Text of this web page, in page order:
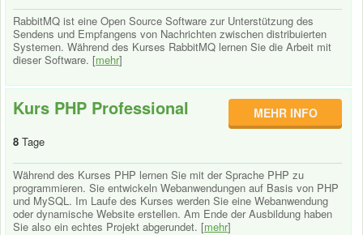
RabbitMQ ist eine Open Source Software zur Unterstützung des
Sendens und Empfangens von Nachrichten zwischen distribuierten
Systemen. Während des Kurses RabbitMQ lernen Sie die Arbeit mit
dieser Software. [mehr]
Kurs PHP Professional
8 Tage
MEHR INFO
Während des Kurses PHP lernen Sie mit der Sprache PHP zu
programmieren. Sie entwickeln Webanwendungen auf Basis von PHP
und MySQL. Im Laufe des Kurses werden Sie eine Webanwendung
oder dynamische Website erstellen. Am Ende der Ausbildung haben
Sie also ein echtes Projekt abgerundet. [mehr]